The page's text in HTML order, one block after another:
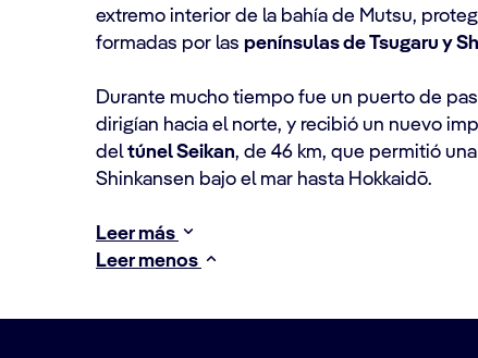
extremo interior de la bahía de Mutsu,
formadas por las penínsulas de Tsugaru y
Durante mucho tiempo fue un puerto de
dirigían hacia el norte, y recibió un nuevo
deltúnel Seikan, de 46 km, que permitió
Shinkansen bajo el mar hasta Hokkaidō.
Leer más
Leer menos